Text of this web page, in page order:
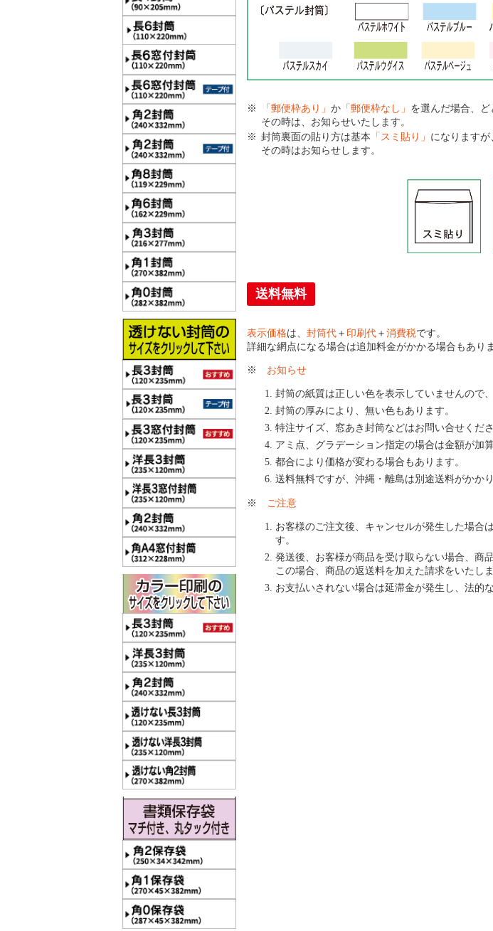
「郵便枠あり」 か 「郵便枠なし」 を選んだ場合、ど
その時は、お知らせいたします。
封筒裏面の貼り方は基本 「スミ貼り」 になりますが
その時はお知らせします。
送料無料
表示価格は、 封筒代 ＋ 印刷代 ＋ 消費税です。
詳細な網点になる場合は追加料金がかかる場合もありま
※ お知らせ
封筒の紙質は正しい色を表示していませんので
封筒の厚みにより、無い色もあります。
特注サイズ、窓あき封筒などはお問い合せくださ
アミ点、グラデーション指定の場合は金額が加
都合により価格が変わる場合もあります。
送料無料ですが、沖縄・離島は別途送料がかかり
※ ご注意
お客様のご注文後、キャンセルが発生した場合
す。
発送後、お客様が商品を受け取らない場合、商
この場合、商品の返送料を加えた請求をいたし
お支払いされない場合は延滞金が発生し、法的